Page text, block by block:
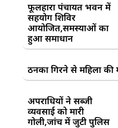
फूलहारा पंचायत भवन में
सहयोग शिविर
आयोजित,समस्याओं का
हुआ समाधान
ठनका गिरने से महिला की
अपराधियों ने सब्जी
व्यवसाई को मारी
गोली,जांच में जुटी पुलिस